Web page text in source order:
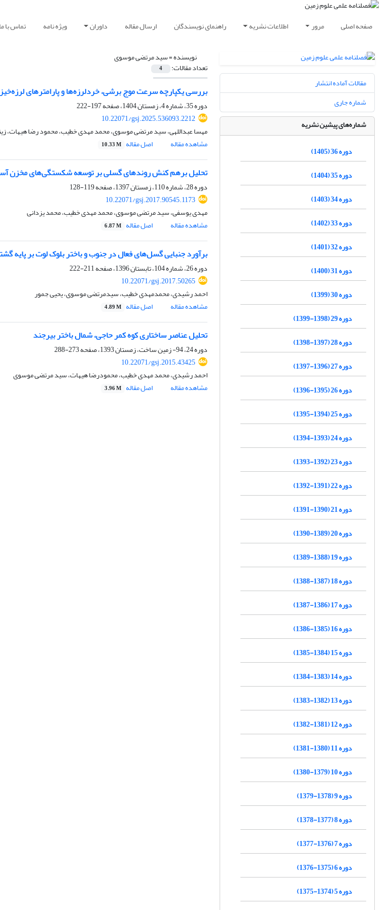
صفحه اصلی مرور اطلاعات نشریه راهنمای نویسندگان ارسال مقاله داوران ویژه نامه تماس با ما
نویسنده =سید مرتضی موسوی
تعداد مقالات: 4
بررسی یکپارچه سرعت موج برشی، خرد‌لرزه‌ها و پارامتر‌های
دوره 35، شماره 4، زمستان 1404، صفحه
197-222
10.22071/gsj.2025.536093.2212
مهسا عبداللهی، سید مرتضی موسوی، محمد مهدی خطیب، محمود رضا هیهات،
مشاهده مقاله
اصل مقاله 10.33 M
تحلیل برهم کنش روند‌‌های گسلی بر توسعه شکستگی‌های مخزن
دوره 28، شماره 110، زمستان 1397، صفحه
119-128
10.22071/gsj.2017.90545.1173
مهدی یوسفی، سید مرتضی موسوی، محمد مهدی خطیب، محمد یزدانی
مشاهده مقاله
اصل مقاله 6.87 M
برآورد جنبایی گسل‌های فعال در جنوب و باختر بلوک لوت بر پایه
دوره 26، شماره 104، تابستان 1396، صفحه
211-222
10.22071/gsj.2017.50265
احمد رشیدی، محمدمهدی خطیب، سیدمرتضی موسوی، یحیی جمور
مشاهده مقاله
اصل مقاله 4.89 M
تحلیل عناصر ساختاری کوه کمر حاجی، شمال باختر بیرجند
دوره 24، 94- زمین ساخت، زمستان 1393، صفحه
273-288
10.22071/gsj.2015.43425
احمد رشیدی، محمد مهدی خطیب، محمودرضا هیهات، سید مرتضی موسوی
مشاهده مقاله
اصل مقاله 3.96 M
مقالات آماده انتشار
شماره جاری
شماره‌های پیشین نشریه
دوره 36 (1405)
دوره 35 (1404)
دوره 34 (1403)
دوره 33 (1402)
دوره 32 (1401)
دوره 31 (1400)
دوره 30 (1399)
دوره 29 (1398-1399)
دوره 28 (1397-1398)
دوره 27 (1396-1397)
دوره 26 (1395-1396)
دوره 25 (1394-1395)
دوره 24 (1393-1394)
دوره 23 (1392-1393)
دوره 22 (1391-1392)
دوره 21 (1390-1391)
دوره 20 (1389-1390)
دوره 19 (1388-1389)
دوره 18 (1387-1388)
دوره 17 (1386-1387)
دوره 16 (1385-1386)
دوره 15 (1384-1385)
دوره 14 (1383-1384)
دوره 13 (1382-1383)
دوره 12 (1381-1382)
دوره 11 (1380-1381)
دوره 10 (1379-1380)
دوره 9 (1378-1379)
دوره 8 (1377-1378)
دوره 7 (1376-1377)
دوره 6 (1375-1376)
دوره 5 (1374-1375)